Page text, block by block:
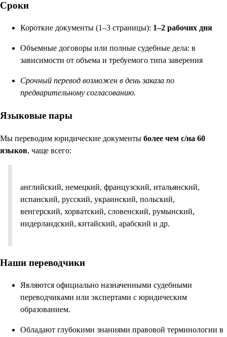
Сроки
Короткие документы (1–3 страницы): 1–2 рабочих дня
Объемные договоры или полные судебные дела: в
зависимости от объема и требуемого типа заверения
Срочный перевод возможен в день заказа по
предварительному согласованию.
Языковые пары
Мы переводим юридические документы более чем с/на 60
языков, чаще всего:
английский, немецкий, французский, итальянский,
испанский, русский, украинский, польский,
венгерский, хорватский, словенский, румынский,
нидерландский, китайский, арабский и др.
Наши переводчики
Являются официально назначенными судебными
переводчиками или экспертами с юридическим
образованием.
Обладают глубокими знаниями правовой терминологии в